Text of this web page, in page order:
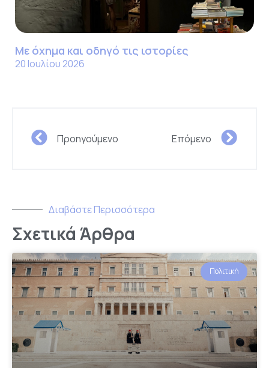
Με όχημα και οδηγό τις ιστορίες
20 Ιουλίου 2026
Προηγούμενο Επόμενο
Διαβάστε Περισσότερα
Σχετικά Άρθρα
Πολιτική